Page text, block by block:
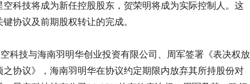
科技将成为新任控股股东，贺荣明将成为实际控制人。这
协议及前期股权转让的完成。
科技与海南羽明华创业投资有限公司、周军签署《表决权放
协议》，海南羽明华在协议约定期限内放弃其所持股份对